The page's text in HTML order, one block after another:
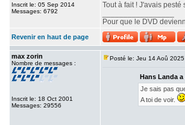
Inscrit le: 05 Sep 2014
Messages: 6792
Tout à fait ! J'avais
Pour que le DVD
Revenir en haut de page
max zorin
Nombre de messages :
Inscrit le: 18 Oct 2001
Messages: 29556
Posté le: Jeu 14 Aoû
Hans Landa a
Je sais pas
A toi de voir.